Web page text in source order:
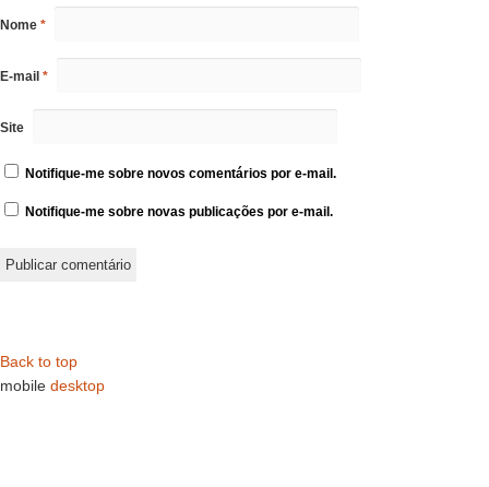
Nome *
E-mail *
Site
Notifique-me sobre novos comentários por e-mail.
Notifique-me sobre novas publicações por e-mail.
Back to top
mobile desktop